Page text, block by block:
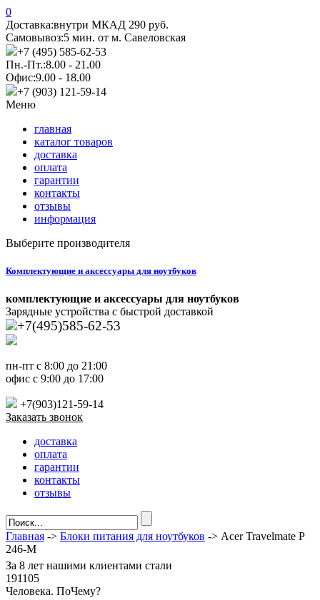
0
Доставка:внутри МКАД 290 руб.
Самовывоз:5 мин. от м. Савеловская
+7 (495) 585-62-53
Пн.-Пт.:8.00 - 21.00
Офис:9.00 - 18.00
+7 (903) 121-59-14
Меню
главная
каталог товаров
доставка
оплата
гарантии
контакты
отзывы
информация
Выберите производителя
Комплектующие и аксессуары для ноутбуков
комплектующие и аксессуары для ноутбуков
Зарядные устройства с быстрой доставкой
+7(495)585-62-53
пн-пт с 8:00 до 21:00
офис с 9:00 до 17:00
+7(903)121-59-14
Заказать звонок
доставка
оплата
гарантии
контакты
отзывы
Главная -> Блоки питания для ноутбуков -> Acer Travelmate P
246-M
За 8 лет нашими клиентами стали
191105
Человека. ПоЧему?